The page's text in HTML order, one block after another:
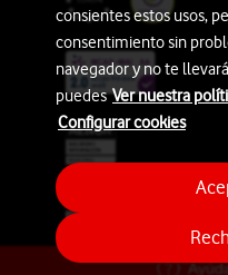
consientes estos usos,
consentimiento sin
navegador y no te
puedesVer nuestra
Configurar cookies